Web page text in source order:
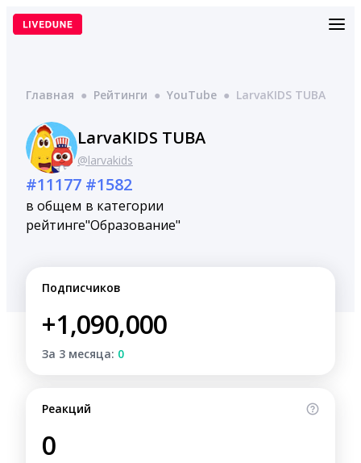
Перейти
Главная ● Рейтинги ● YouTube ● LarvaKIDS TUBA
LarvaKIDS TUBA
@larvakids
#11177
в общем
рейтинге
#1582
в категории
"Образование"
Подписчиков
+1,090,000
За 3 месяца: 0
Реакций
0